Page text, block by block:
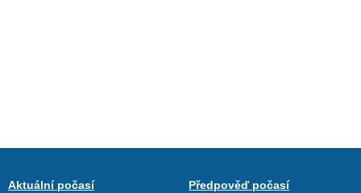
Aktuální počasí
Předpověď počasí